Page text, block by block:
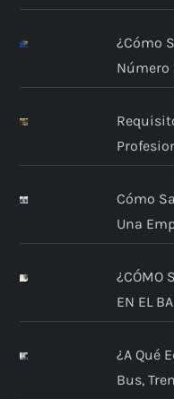
¿Cómo
Número
Cómo
Una
¿CÓMO
EN EL
¿A Qué
Bus,